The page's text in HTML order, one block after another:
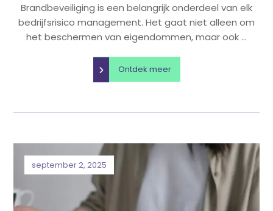
Brandbeveiliging is een belangrijk onderdeel van elk
bedrijfsrisico management. Het gaat niet alleen om
het beschermen van eigendommen, maar ook ...
Ontdek meer
september 2, 2025